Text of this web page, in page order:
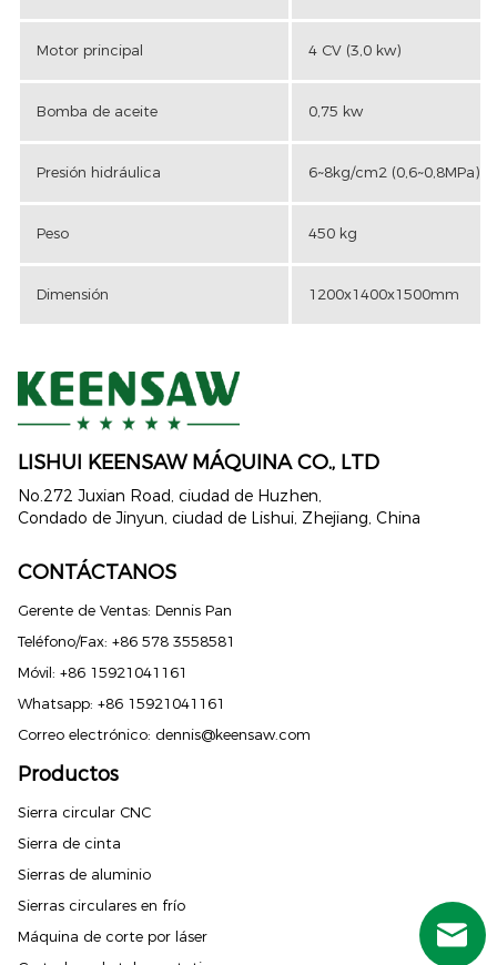
Motor principal 4 CV (3,0 kw)
Bomba de aceite 0,75 kw
Presión hidráulica 6~8kg/cm2 (0,6~0,8MPa)
Peso 450 kg
Dimensión 1200x1400x1500mm
LISHUI ​​KEENSAW MÁQUINA CO., LTD
No.272 Juxian Road, ciudad de Huzhen,
Condado de Jinyun, ciudad de Lishui, Zhejiang, China
CONTÁCTANOS
Gerente de Ventas: Dennis Pan
Teléfono/Fax: +86 578 3558581
Móvil: +86 15921041161
Whatsapp: +86 15921041161
Correo electrónico: dennis@keensaw.com
Productos
Sierra circular CNC
Sierra de cinta
Sierras de aluminio
Sierras circulares en frío
Máquina de corte por láser